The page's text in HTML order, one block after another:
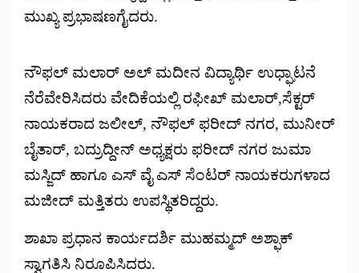
ಮುಖ್ಯ ಪ್ರಭಾಷಣಗೈದರು.
ನೌಫಲ್ ಮಲಾರ್ ಅಲ್ ಮದೀನ ವಿದ್ಯಾರ್ಥಿ ಉಧ್ಘಾಟನೆ
ನೆರೆವೇರಿಸಿದರು ವೇದಿಕೆಯಲ್ಲಿ ರಫೀಖ್ ಮಲಾರ್,ಸೆಕ್ಟರ್
ನಾಯಕರಾದ ಜಲೀಲ್, ನೌಫಲ್ ಫರೀದ್ ನಗರ, ಮುನೀರ್
ಬೈತಾರ್, ಬದ್ರುದ್ದೀನ್ ಅಧ್ಯಕ್ಷರು ಫರೀದ್ ನಗರ ಜುಮಾ
ಮಸ್ಜಿದ್ ಹಾಗೂ ಎಸ್ ವೈ ಎಸ್ ಸೆಂಟರ್ ನಾಯಕರುಗಳಾದ
ಮಜೀದ್ ಮತ್ತಿತರು ಉಪಸ್ಥಿತರಿದ್ದರು.
ಶಾಖಾ ಪ್ರಧಾನ ಕಾರ್ಯದರ್ಶಿ ಮುಹಮ್ಮದ್ ಅಶ್ಫಾಕ್
ಸ್ವಾಗತಿಸಿ ನಿರೂಪಿಸಿದರು.